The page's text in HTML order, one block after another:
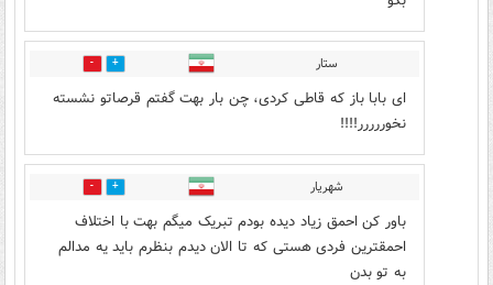
ستار 0
ای بابا باز که قاطی کردی، چن بار بهت گفتم قرصاتو نشسته
نخوررررر!!!!
شهریار 3
باور کن احمق زیاد دیده بودم تبریک میگم بهت با اختلاف
احمقترین فردی هستی که تا الان دیدم بنظرم باید یه مدالم
به تو بدن